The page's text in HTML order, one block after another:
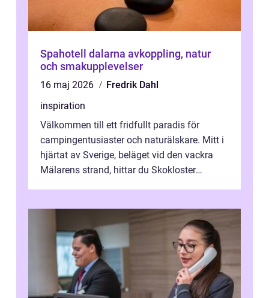
Spahotell dalarna avkoppling, natur
och smakupplevelser
16 maj 2026
Fredrik Dahl
inspiration
Välkommen till ett fridfullt paradis för
campingentusiaster och naturälskare. Mitt i
hjärtat av Sverige, beläget vid den vackra
Mälarens strand, hittar du Skokloster